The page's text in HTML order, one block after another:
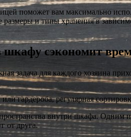
поможет вам максимально
и типы хранения в
шкафу сэкономит
задача для каждого хозяина
гардероба, регулярная
внутри шкафа. Одним
от друга.